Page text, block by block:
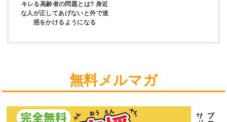
キレる高齢者の問題とは? 身近
な人が正してあげないと外で迷
惑をかけるようになる
無料メルマガ